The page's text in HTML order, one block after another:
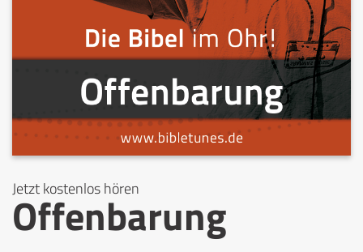
Jetzt kostenlos hören
Offenbarung